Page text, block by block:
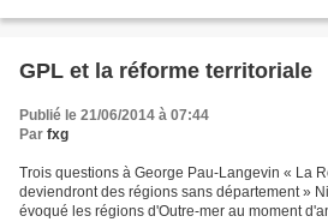
GPL et la réforme territoriale
Publié le 21/06/2014 à 07:44
Par fxg
Trois questions à George Pau-Langevin « La
deviendront des régions sans département »
évoqué les régions d'Outre-mer au moment